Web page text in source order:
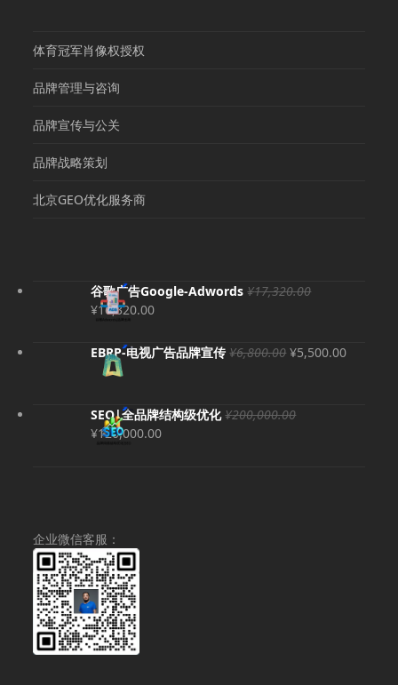
体育冠军肖像权授权
品牌管理与咨询
品牌宣传与公关
品牌战略策划
北京GEO优化服务商
谷歌广告Google-Adwords ¥17,320.00
原
为：
¥17,320.00。
¥16,320.00当
价
EBRP-电视广告品牌宣传 ¥6,800.00 原
¥6,800.00。
¥5,500.00当
SEO|全品牌结构级优化 ¥200,000.00
原
¥120,000.00当
企业微信客服：